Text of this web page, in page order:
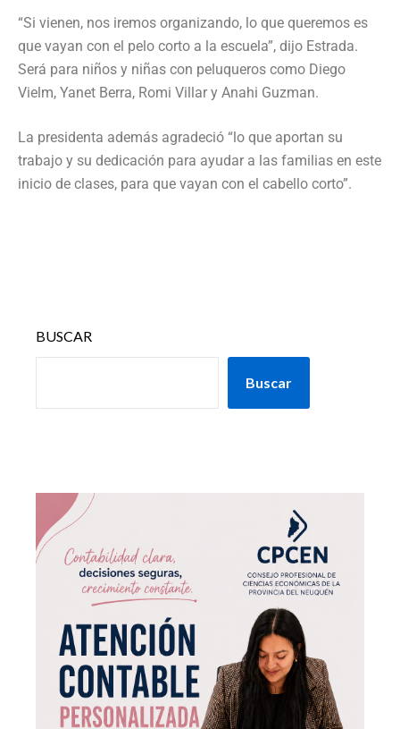
“Si vienen, nos iremos organizando, lo que queremos es
que vayan con el pelo corto a la escuela”, dijo Estrada.
Será para niños y niñas con peluqueros como Diego
Vielm, Yanet Berra, Romi Villar y Anahi Guzman.
La presidenta además agradeció “lo que aportan su
trabajo y su dedicación para ayudar a las familias en este
inicio de clases, para que vayan con el cabello corto”.
BUSCAR
Buscar